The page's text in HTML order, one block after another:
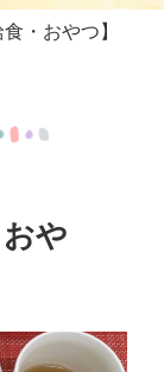
・おやつ】
おや